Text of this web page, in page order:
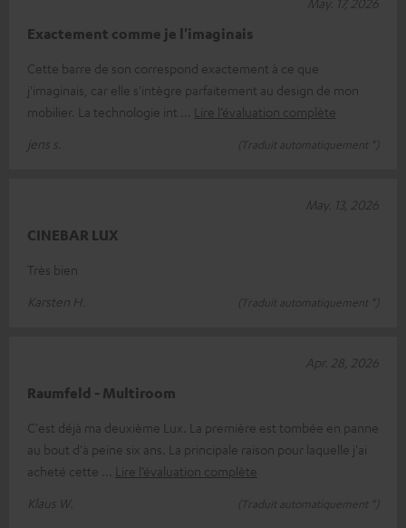
Exactement comme je l'imaginais
Cette barre de son correspond exactement à ce que
j'imaginais, car elle s'intègre parfaitement au design de mon
mobilier. La technologie int
Lire l’évaluation complète
jens s.
(Traduit automatiquement *)
CINEBAR LUX
Très bien
Karsten H.
(Traduit automatiquement *)
May. 13, 2026
Raumfeld - Multiroom
C'est déjà ma deuxième Lux. La première est tombée en panne
au bout d'à peine six ans. La principale raison pour laquelle j'ai
acheté cette
Lire l’évaluation complète
Klaus W.
(Traduit automatiquement *)
Apr. 28, 2026